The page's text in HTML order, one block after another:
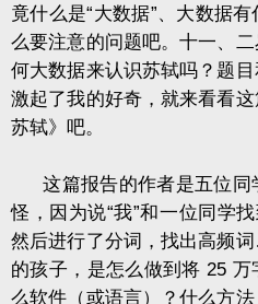
竟什么是“大数据”、大数据
么要注意的问题吧。十一、
何大数据来认识苏轼吗？题
激起了我的好奇，就来看看
苏轼》吧。
这篇报告的作者是五位
怪，因为说“我”和一位同学
然后进行了分词，找出高频
的孩子，是怎么做到将 25 万
么软件（或语言）？什么方